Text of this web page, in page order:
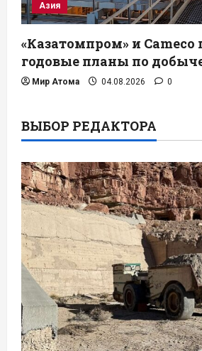
Азия
«Казатомпром» и Cameco
годовые планы по
Мир Атома 04.08.2026 0
ВЫБОР РЕДАКТОРА